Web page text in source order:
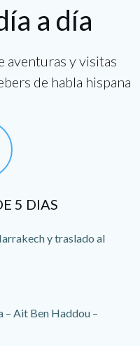
a día
aventuras y visitas
de habla hispana
5 DIAS
y traslado al
Ait Ben Haddou –